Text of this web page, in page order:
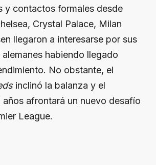
y contactos formales desde
Crystal Palace, Milan
llegaron a interesarse por sus
habiendo llegado
No obstante, el
inclinó la balanza y el
afrontará un nuevo desafío
League.